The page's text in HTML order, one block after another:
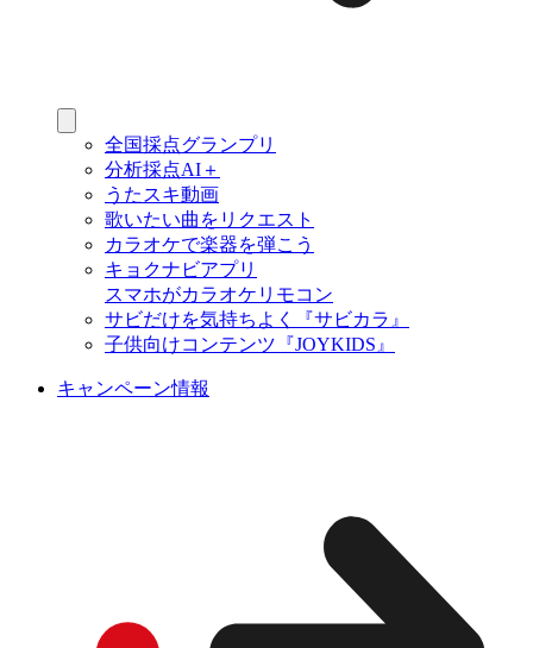
全国採点グランプリ
分析採点AI＋
うたスキ動画
歌いたい曲をリクエスト
カラオケで楽器を弾こう
キョクナビアプリ
スマホがカラオケリモコン
サビだけを気持ちよく『サビカラ』
子供向けコンテンツ『JOYKIDS』
キャンペーン情報